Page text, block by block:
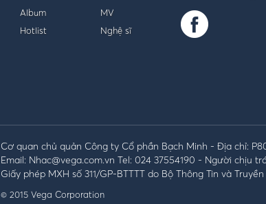
Album
Hotlist
MV
Nghệ sĩ
Cơ quan chủ quản Công ty Cổ phần Bạch Minh - Địa chỉ:
Email: Nhac@vega.com.vn Tel: 024 37554190 - Người chịu
Giấy phép MXH số 311/GP-BTTTT do Bộ Thông Tin và
© 2015 Vega Corporation